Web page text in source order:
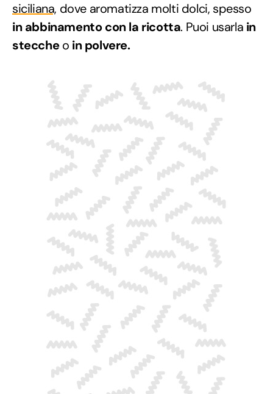
siciliana, dove aromatizza molti dolci, spesso
in abbinamento con la ricotta. Puoi usarla in
steccheo in polvere.